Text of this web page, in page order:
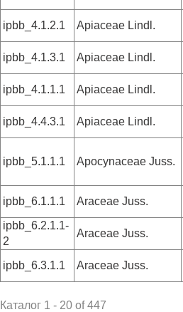
ipbb_4.1.2.1 Apiaceae Lindl.
ipbb_4.1.3.1
Apiaceae Lindl.
ipbb_4.1.1.1 Apiaceae Lindl.
ipbb_4.4.3.1 Apiaceae Lindl.
ipbb_5.1.1.1 Apocynaceae Juss.
ipbb_6.1.1.1
Araceae Juss.
ipbb_6.2.1.1-
2
Araceae Juss.
ipbb_6.3.1.1
Araceae Juss.
Каталог 1 - 20 of 447